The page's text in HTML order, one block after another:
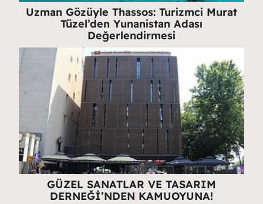
Uzman Gözüyle Thassos: Turizmci Murat
Tüzel’den Yunanistan Adası
Değerlendirmesi
GÜZEL SANATLAR VE TASARIM
DERNEĞİ’NDEN KAMUOYUNA!